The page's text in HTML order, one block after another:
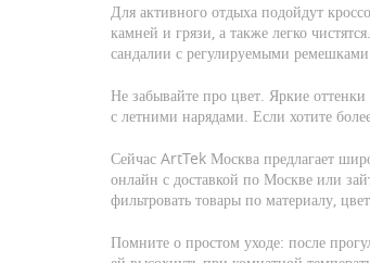
Для активного отдыха подойдут
камней и грязи, а также легко
сандалии с регулируемыми
Не забывайте про цвет. Яркие
с летними нарядами. Если хотите
Сейчас ArtTek Москва предлагает
онлайн с доставкой по Москве или
фильтровать товары по материалу,
Помните о простом уходе: после